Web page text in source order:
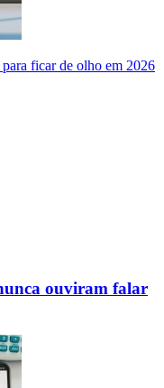
ficar de olho em 2026
ouviram falar